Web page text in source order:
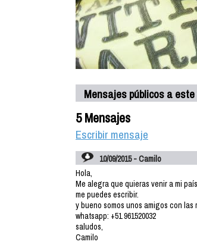
Mensajes públicos a
5 Mensajes
Escribir mensaje
10/09/2015 - Camilo
Hola,
Me alegra que quieras venir a mi
me puedes escribir.
y bueno somos unos amigos con
whatsapp: +51 961520032
saludos,
Camilo